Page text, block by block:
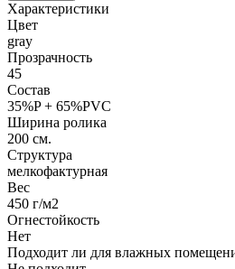
Характеристики
Цвет
gray
Прозрачность
45
Состав
35%P + 65%PVC
Ширина ролика
200 см.
Структура
мелкофактурная
Вес
450 г/м2
Огнестойкость
Нет
Подходит ли для влажных